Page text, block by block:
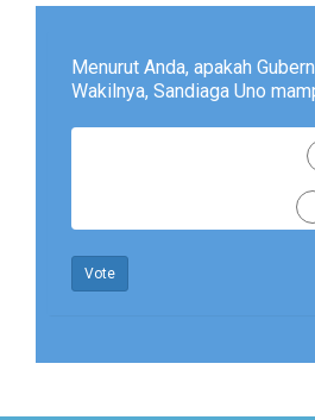
Menurut Anda, apakah
Wakilnya, Sandiaga Uno
Vote